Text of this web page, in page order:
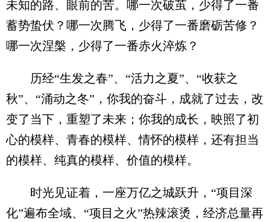
未知的路、眼前的苦。哪一次破茧，少得了一番
蓄势蛰伏？哪一次腾飞，少得了一番磨砺苦修？
哪一次涅槃，少得了一番赤火淬炼？
历经“生发之春”、“活力之夏”、“收获之
秋”、“涌动之冬”，你我的奋斗，成就了过去，改
变了当下，重塑了未来；你我的成长，映照了初
心的模样、青春的模样、情怀的模样，还有担当
的模样、纯真的模样、价值的模样。
时光见证着，一座万亿之城跃升，“项目深
化”遍布全域、“项目之火”热辣滚烫，经济总量再